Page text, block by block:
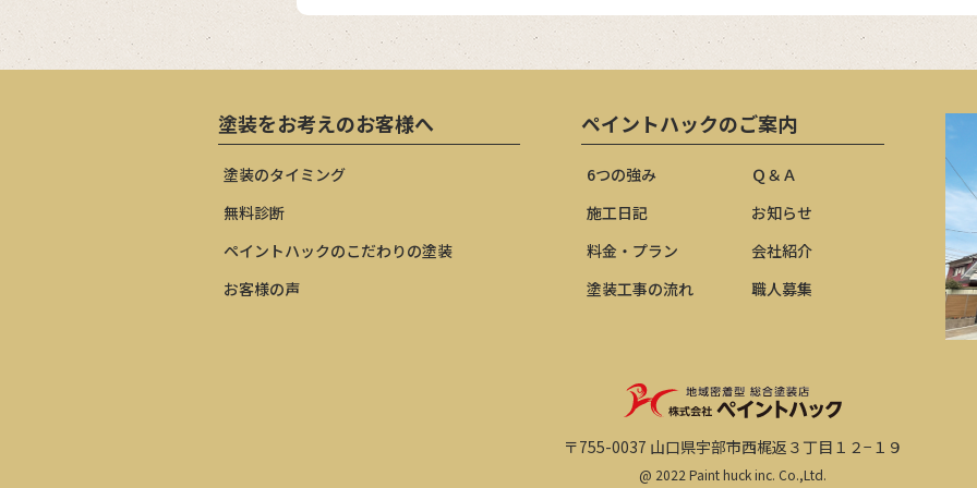
塗装をお考えのお客様へ
塗装のタイミング
無料診断
ペイントハックのこだわりの塗装
お客様の声
ペイントハックのご案内
6つの強み
施工日記
料金・プラン
塗装工事の流れ
Ｑ＆Ａ
お知らせ
会社紹介
職人募集
〒755-0037 山口県宇部市西梶返３丁目１２−１９
@ 2022 Paint huck inc. Co.,Ltd.